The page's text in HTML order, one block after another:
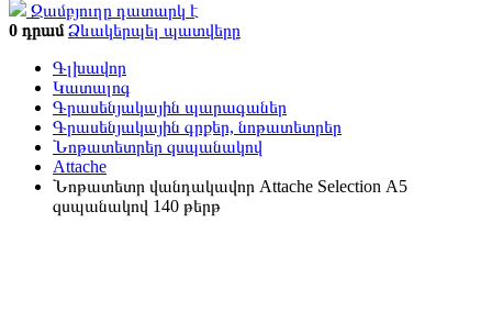
Զամբյուղը դատարկ է
0 դրամ Ձևակերպել պատվերը
Գլխավոր
Կատալոգ
Գրասենյակային պարագաներ
Գրասենյակային գրքեր, նոթատետրեր
Նոթատետրեր զսպանակով
Attache
Նոթատետր վանդակավոր Attache Selection А5
զսպանակով 140 թերթ